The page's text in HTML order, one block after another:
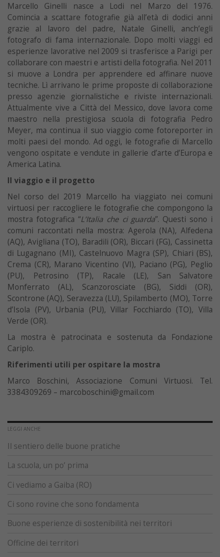
Marcello Ginelli nasce a Lodi nel Marzo del 1976.
Comincia a scattare fotografie già all’età di dodici anni
grazie al lavoro del padre, Natale Ginelli, anch’egli
fotografo di fama internazionale. Dopo molti viaggi ed
esperienze lavorative nel 2009 si trasferisce a Parigi per
collaborare con maestri e artisti della fotografia. Nel 2011
si muove a Londra per apprendere ed affinare nuove
tecniche. Lì arrivano le prime proposte di collaborazione
presso agenzie giornalistiche e riviste internazionali.
Attualmente vive a Città del Messico, dove lavora come
maestro nella prestigiosa scuola di fotografia Pedro
Meyer, ma continua il suo viaggio come fotoreporter in
molti paesi del mondo. Ad oggi, le fotografie di Marcello
vengono ospitate e vendute in gallerie d’arte d’Europa e
America Latina.
Il viaggio e il progetto
Nel corso del 2019 Marcello ha viaggiato nei comuni
virtuosi per raccogliere le fotografie che compongono la
mostra fotografica “L’Italia che ci guarda”. Questi sono i
comuni raccontati nella mostra: Agerola (NA), Alfedena
(AQ), Avigliana (TO), Baradili (OR), Biccari (FG), Cassinetta
di Lugagnano (MI), Castelnuovo Magra (SP), Chiari (BS),
Crema (CR), Marano Vicentino (VI), Paciano (PG), Peglio
(PU), Petrosino (TP), Racale (LE), San Salvatore
Monferrato (AL), Scanzorosciate (BG), Siddi (OR),
Scontrone (AQ), Seravezza (LU), Spilamberto (MO), Torre
d’Isola (PV), Urbania (PU), Villar Focchiardo (TO), Villa
Verde (OR).
La mostra è patrocinata e sostenuta da Fondazione
Cariplo.
Riferimenti utili per ospitare la mostra
Marco Boschini, Associazione Comuni Virtuosi. Tel.
3384309269 – marcoboschini@gmail.com
LEGGI ANCHE
Il sentiero delle buone pratiche
La scuola, un po’ prima
Ci vediamo a Gaiba (RO)
Ci sono rovine che sono fondamenta
Buone esperienze di sostenibilità nei territori
Officine dei territori